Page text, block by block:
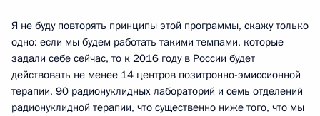
Я не буду повторять принципы этой программы, скажу только
одно: если мы будем работать такими темпами, которые
задали себе сейчас, то к 2016 году в России будет
действовать не менее 14 центров позитронно-эмиссионной
терапии, 90 радионуклидных лабораторий и семь отделений
радионуклидной терапии, что существенно ниже того, что мы